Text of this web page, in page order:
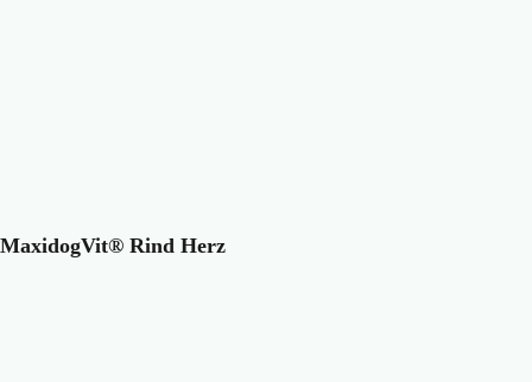
MaxidogVit® Rind Herz